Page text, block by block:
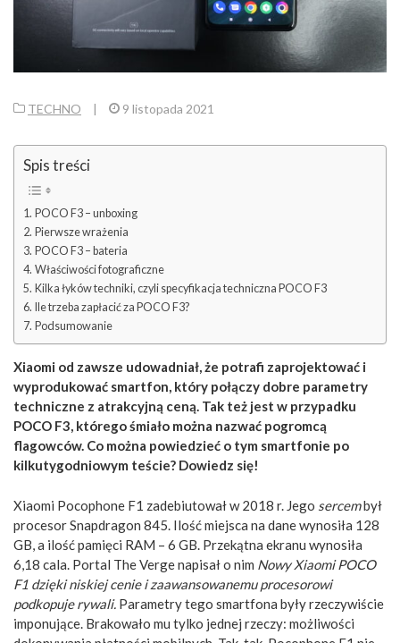
TECHNO | 9 listopada 2021
Spis treści
POCO F3 – unboxing
Pierwsze wrażenia
POCO F3 – bateria
Właściwości fotograficzne
Kilka łyków techniki, czyli specyfikacja techniczna POCO F3
Ile trzeba zapłacić za POCO F3?
Podsumowanie
Xiaomi od zawsze udowadniał, że potrafi zaprojektować i
wyprodukować smartfon, który połączy dobre parametry
techniczne z atrakcyjną ceną. Tak też jest w przypadku
POCO F3, którego śmiało można nazwać pogromcą
flagowców. Co można powiedzieć o tym smartfonie po
kilkutygodniowym teście? Dowiedz się!
Xiaomi Pocophone F1 zadebiutował w 2018 r. Jego sercembył
procesor Snapdragon 845. Ilość miejsca na dane wynosiła 128
GB, a ilość pamięci RAM – 6 GB. Przekątna ekranu wynosiła
6,18 cala. Portal The Verge napisał o nim Nowy Xiaomi POCO
F1 dzięki niskiej cenie i zaawansowanemu procesorowi
podkopuje rywali. Parametry tego smartfona były rzeczywiście
imponujące. Brakowało mu tylko jednej rzeczy: możliwości